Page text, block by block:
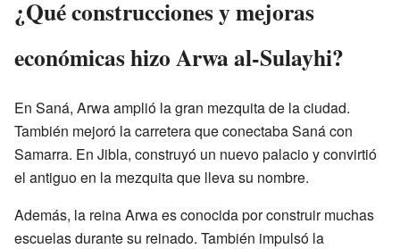
¿Qué construcciones y mejoras
económicas hizo Arwa al-Sulayhi?
En Saná, Arwa amplió la gran mezquita de la ciudad.
También mejoró la carretera que conectaba Saná con
Samarra. En Jibla, construyó un nuevo palacio y convirtió
el antiguo en la mezquita que lleva su nombre.
Además, la reina Arwa es conocida por construir muchas
escuelas durante su reinado. También impulsó la